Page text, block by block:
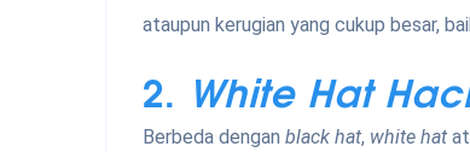
ataupun kerugian yang cukup besar,
2. White Hat
Berbeda dengan black hat, white hat